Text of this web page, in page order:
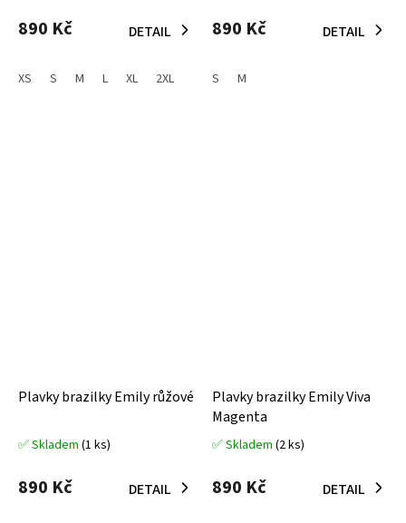
produktu
z
890 Kč DETAIL
XS S M L XL 2XL
produktu
z
890 Kč DETAIL
S M
Plavky brazilky Emily růžové
Průměrné
produktu
je
✅ Skladem (1 ks)
890 Kč DETAIL
Plavky brazilky Emily Viva
Magenta
Průměrné
produktu
je
✅ Skladem (2 ks)
890 Kč DETAIL